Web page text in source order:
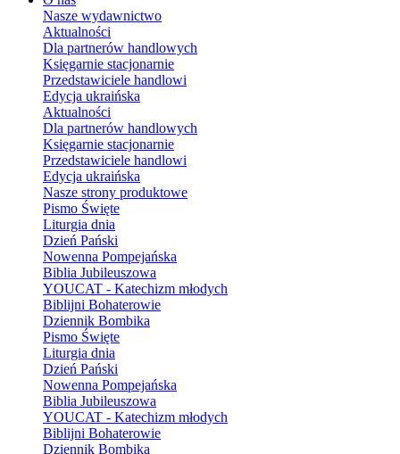
Nasze wydawnictwo
Aktualności
Dla partnerów handlowych
Księgarnie stacjonarnie
Przedstawiciele handlowi
Edycja ukraińska
Aktualności
Dla partnerów handlowych
Księgarnie stacjonarnie
Przedstawiciele handlowi
Edycja ukraińska
Nasze strony produktowe
Pismo Święte
Liturgia dnia
Dzień Pański
Nowenna Pompejańska
Biblia Jubileuszowa
YOUCAT - Katechizm młodych
Biblijni Bohaterowie
Dziennik Bombika
Pismo Święte
Liturgia dnia
Dzień Pański
Nowenna Pompejańska
Biblia Jubileuszowa
YOUCAT - Katechizm młodych
Biblijni Bohaterowie
Dziennik Bombika